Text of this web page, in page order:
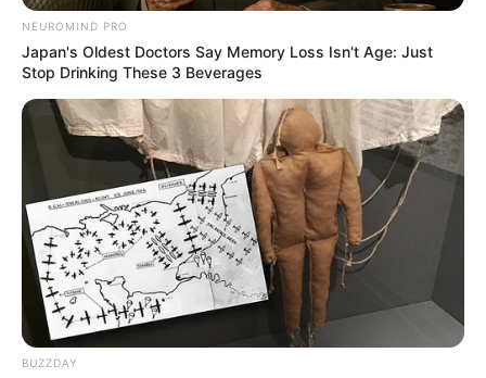
DESTAQUES DO MÊS
Prefeitura realiza a maior entrega de
motocicletas aos Agentes de Saúde da
história...
Agente de Saúde é indiciada por falsificar
visitas que nunca aconteceram.
Terceiro lote da restituição do IR paga R$
4,61 bilhões para 2,7 milhões de
contribuintes.
NEUROMIND PRO
Japan's Oldest Doctors Say Memory Loss Isn't Age: Just
Stop Drinking These 3 Beverages
BUZZDAY